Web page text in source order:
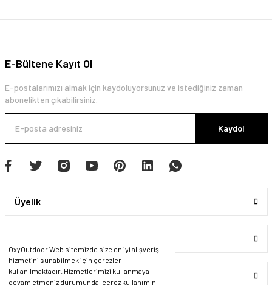
OxyOutdoor Web sitemizde size en iyi alışveriş
hizmetini sunabilmek için çerezler
kullanılmaktadır. Hizmetlerimizi kullanmaya
devam etmeniz durumunda, çerez kullanımını
E-Bültene Kayıt Ol
E-postalarımızı almak için kaydoluyorsunuz ve istediğiniz zaman
abonelikten çıkabilirsiniz.
Kaydol
Üyelik
Alışveriş